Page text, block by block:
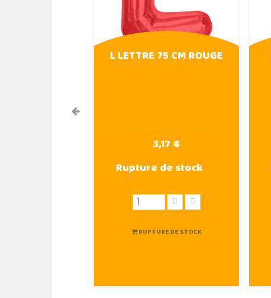
L LETTRE 75 CM ROUGE
3,17 €
Rupture de stock
RUPTURE DE STOCK